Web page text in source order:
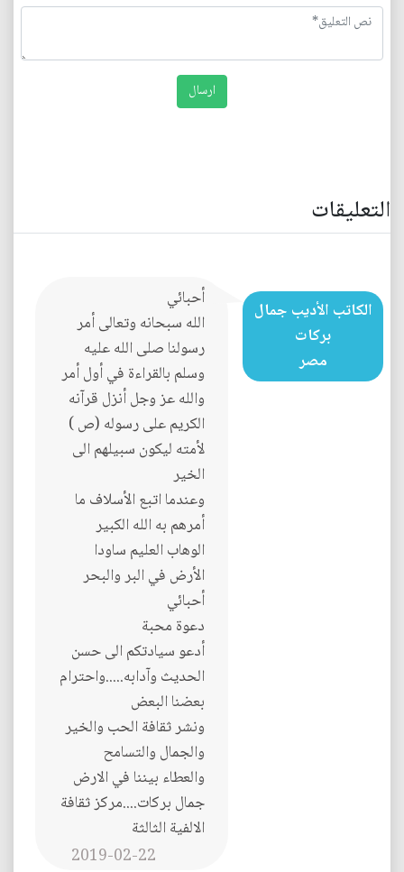
التعليقات
الكاتب الأديب جمال
بركات
مصر
أحبائي
الله سبحانه وتعالى أمر
رسولنا صلى الله عليه
وسلم بالقراءة في أول أمر
والله عز وجل أنزل قرآنه
الكريم على رسوله (ص )
لأمته ليكون سبيلهم الى
الخير
وعندما اتبع الأسلاف ما
أمرهم به الله الكبير
الوهاب العليم ساودا
الأرض في البر والبحر
أحبائي
دعوة محبة
أدعو سيادتكم الى حسن
الحديث وآدابه.....واحترام
بعضنا البعض
ونشر ثقافة الحب والخير
والجمال والتسامح
والعطاء بيننا في الارض
جمال بركات....مركز ثقافة
الالفية الثالثة
2019-02-22